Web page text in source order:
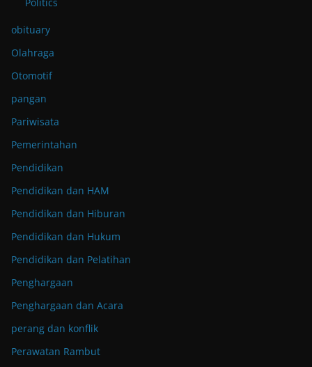
Politics
obituary
Olahraga
Otomotif
pangan
Pariwisata
Pemerintahan
Pendidikan
Pendidikan dan HAM
Pendidikan dan Hiburan
Pendidikan dan Hukum
Pendidikan dan Pelatihan
Penghargaan
Penghargaan dan Acara
perang dan konflik
Perawatan Rambut